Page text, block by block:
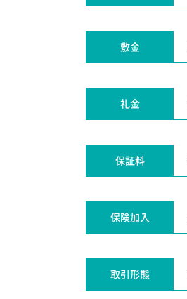
敷金
礼金
保証料
保険加入
取引形態